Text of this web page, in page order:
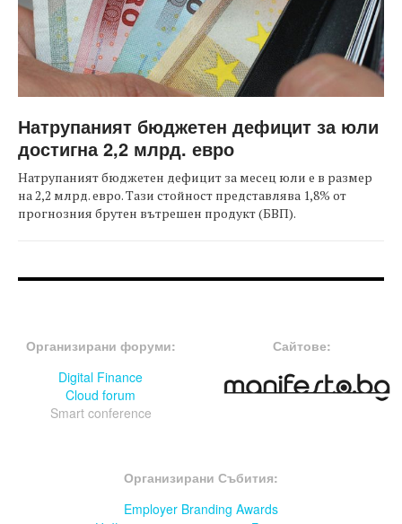
Натрупаният бюджетен дефицит за юли
достигна 2,2 млрд. евро
Натрупаният бюджетен дефицит за месец юли е в размер
на 2,2 млрд. евро. Тази стойност представлява 1,8% от
прогнозния брутен вътрешен продукт (БВП).
Организирани форуми:
Digital Finance
Cloud forum
Smart conference
Сайтове:
Организирани Събития:
Employer Branding Awards